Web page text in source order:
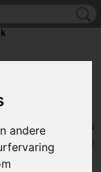
andere
UW WINKELWAGEN
Geen producten
(0)